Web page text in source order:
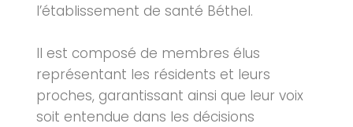
l’établissement de santé Béthel.
Il est composé de membres élus
représentant les résidents et leurs
proches, garantissant ainsi que leur voix
soit entendue dans les décisions